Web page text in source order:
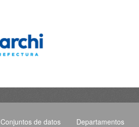
Conjuntos de datos Departamentos